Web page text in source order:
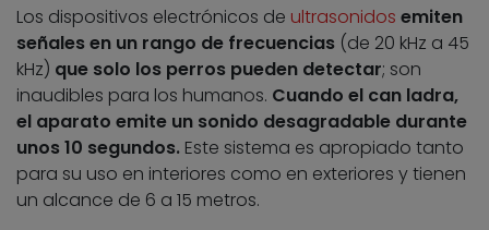
Los dispositivos electrónicos de ultrasonidos emiten
señales en un rango de frecuencias (de 20 kHz a 45
kHz) que solo los perros pueden detectar; son
inaudibles para los humanos. Cuando el can ladra,
el aparato emite un sonido desagradable durante
unos 10 segundos. Este sistema es apropiado tanto
para su uso en interiores como en exteriores y tienen
un alcance de 6 a 15 metros.